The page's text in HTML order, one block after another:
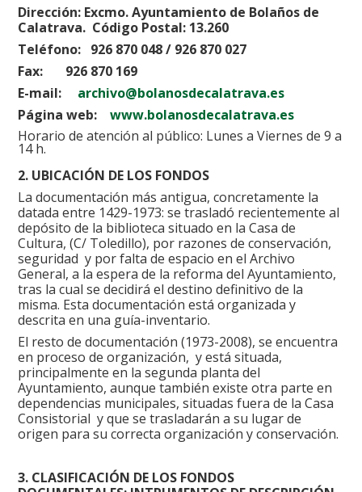
Dirección: Excmo. Ayuntamiento de Bolaños de
Calatrava. Código Postal: 13.260
Teléfono: 926 870 048 / 926 870 027
Fax: 926 870 169
E-mail: archivo@bolanosdecalatrava.es
Página web:www.bolanosdecalatrava.es
Horario de atención al público: Lunes a Viernes de 9 a
14 h.
2. UBICACIÓN DE LOS FONDOS
La documentación más antigua, concretamente la
datada entre 1429-1973: se trasladó recientemente al
depósito de la biblioteca situado en la Casa de
Cultura, (C/ Toledillo), por razones de conservación,
seguridad y por falta de espacio en el Archivo
General, a la espera de la reforma del Ayuntamiento,
tras la cual se decidirá el destino definitivo de la
misma. Esta documentación está organizada y
descrita en una guía-inventario.
El resto de documentación (1973-2008), se encuentra
en proceso de organización, y está situada,
principalmente en la segunda planta del
Ayuntamiento, aunque también existe otra parte en
dependencias municipales, situadas fuera de la Casa
Consistorial y que se trasladarán a su lugar de
origen para su correcta organización y conservación.
3. CLASIFICACIÓN DE LOS FONDOS